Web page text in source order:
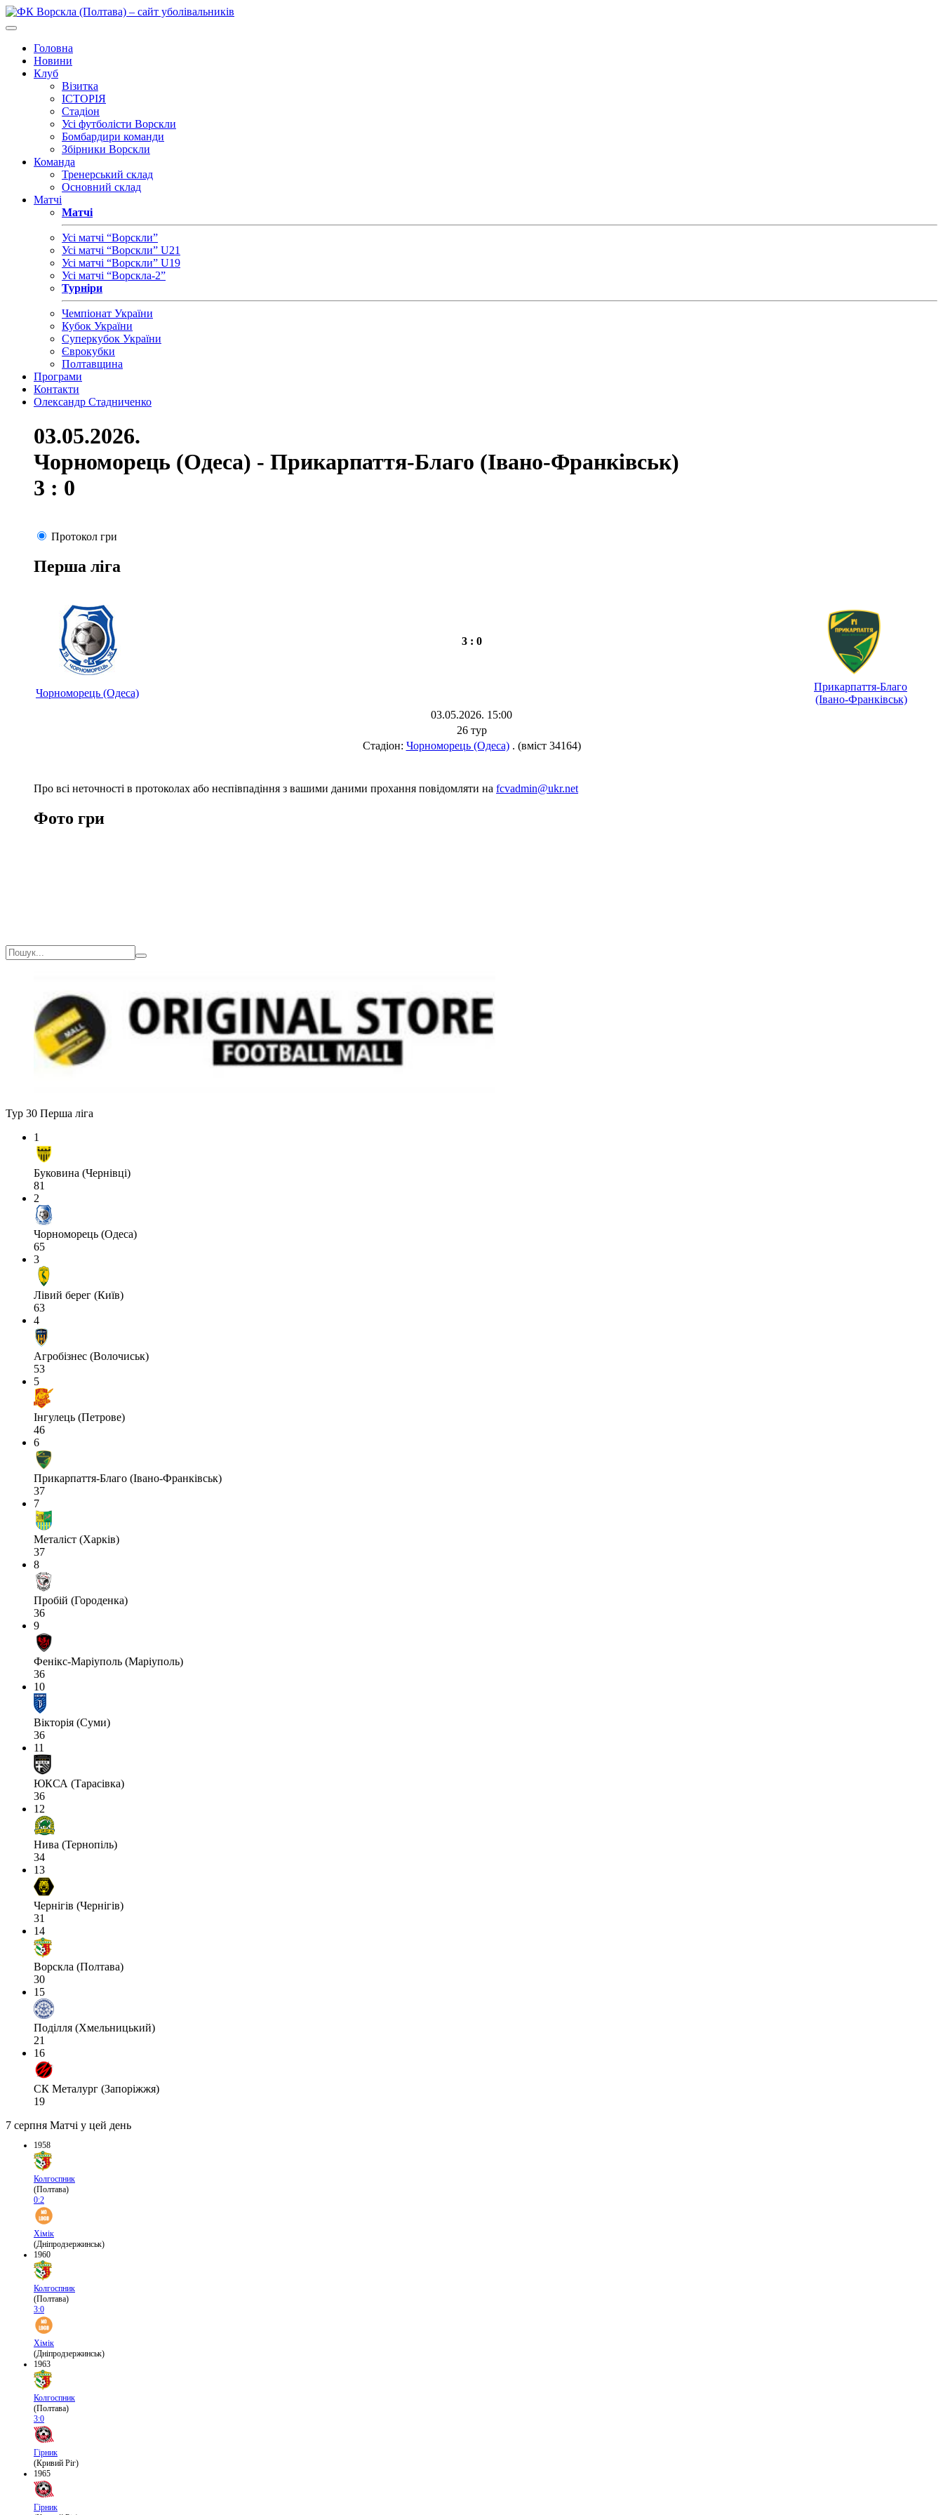
Головна
Новини
Клуб
Візитка
ІСТОРІЯ
Стадіон
Усі футболісти Ворскли
Бомбардири команди
Збірники Ворскли
Команда
Тренерський склад
Основний склад
Матчі
Матчі
Усі матчі “Ворскли”
Усі матчі “Ворскли” U21
Усі матчі “Ворскли” U19
Усі матчі “Ворскла-2”
Турніри
Чемпіонат України
Кубок України
Суперкубок України
Єврокубки
Полтавщина
Програми
Контакти
Олександр Стадниченко
03.05.2026.
Чорноморець (Одеса) - Прикарпаття-Благо (Івано-Франківськ)
3 : 0
Протокол гри
Перша ліга
3 : 0
Чорноморець (Одеса)
Прикарпаття-Благо
(Івано-Франківськ)
03.05.2026. 15:00
26 тур
Стадіон: Чорноморець (Одеса). (вміст 34164)
Про всі неточності в протоколах або неспівпадіння з вашими даними прохання повідомляти на fcvadmin@ukr.net
Фото гри
Тур 30 Перша ліга
1
Буковина (Чернівці)
81
2
Чорноморець (Одеса)
65
3
Лівий берег (Київ)
63
4
Агробізнес (Волочиськ)
53
5
Інгулець (Петрове)
46
6
Прикарпаття-Благо (Івано-Франківськ)
37
7
Металіст (Харків)
37
8
Пробій (Городенка)
36
9
Фенікс-Маріуполь (Маріуполь)
36
10
Вікторія (Суми)
36
11
ЮКСА (Тарасівка)
36
12
Нива (Тернопіль)
34
13
Чернігів (Чернігів)
31
14
Ворскла (Полтава)
30
15
Поділля (Хмельницький)
21
16
СК Металург (Запоріжжя)
19
7 серпня Матчі у цей день
1958
Колгоспник
(Полтава)
0:2
Хімік
(Дніпродзержинськ)
1960
Колгоспник
(Полтава)
3:0
Хімік
(Дніпродзержинськ)
1963
Колгоспник
(Полтава)
3:0
Гірник
(Кривий Ріг)
1965
Гірник